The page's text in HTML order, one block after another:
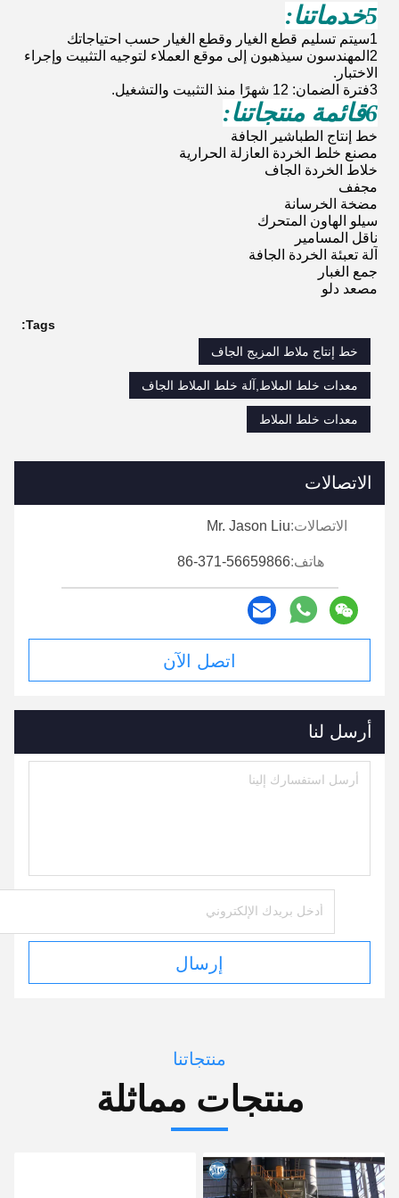
5خدماتنا:
1سيتم تسليم قطع الغيار وقطع الغيار حسب احتياجاتك
2المهندسون سيذهبون إلى موقع العملاء لتوجيه التثبيت وإجراء
الاختبار.
3فترة الضمان: 12 شهرًا منذ التثبيت والتشغيل.
6قائمة منتجاتنا:
خط إنتاج الطباشير الجافة
مصنع خلط الخردة العازلة الحرارية
خلاط الخردة الجاف
مجفف
مضخة الخرسانة
سيلو الهاون المتحرك
ناقل المسامير
آلة تعبئة الخردة الجافة
جمع الغبار
مصعد دلو
Tags:
خط إنتاج ملاط ​​المزيج الجاف
معدات خلط الملاط,آلة خلط الملاط الجاف
معدات خلط الملاط
الاتصالات
الاتصالات:Mr. Jason Liu
هاتف:86-371-56659866
اتصل الآن
أرسل لنا
إرسال
منتجاتنا
منتجات مماثلة